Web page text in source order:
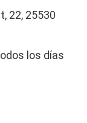
22, 25530
los días